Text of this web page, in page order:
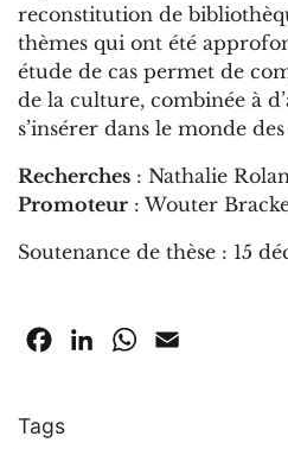
reconstitution de
thèmes qui ont été
étude de cas permet de
de la culture, combinée à
s’insérer dans le monde
Recherches : Nathalie
Promoteur : Wouter
Soutenance de thèse : 15
FacebookLinkedInWhatsApp
Tags